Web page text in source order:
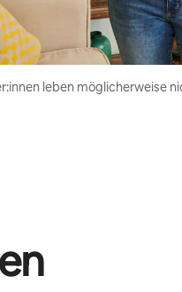
leben möglicherweise